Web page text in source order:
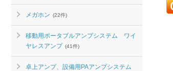
メガホン (22件)
移動用ポータブルアンプシステム ワイ
ヤレスアンプ (41件)
卓上アンプ、設備用PAアンプシステム